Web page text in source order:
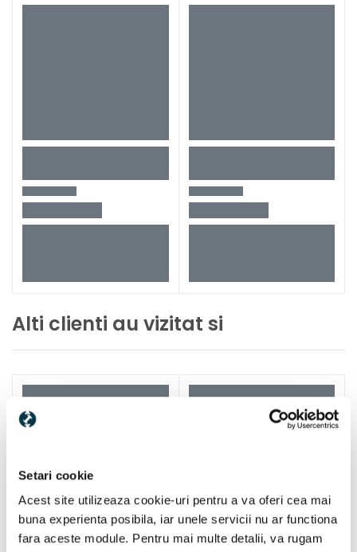
Setari cookie
Acest site utilizeaza cookie-uri pentru a va oferi cea mai
buna experienta posibila, iar unele servicii nu ar functiona
fara aceste module. Pentru mai multe detalii, va rugam
Alti clienti au vizitat si